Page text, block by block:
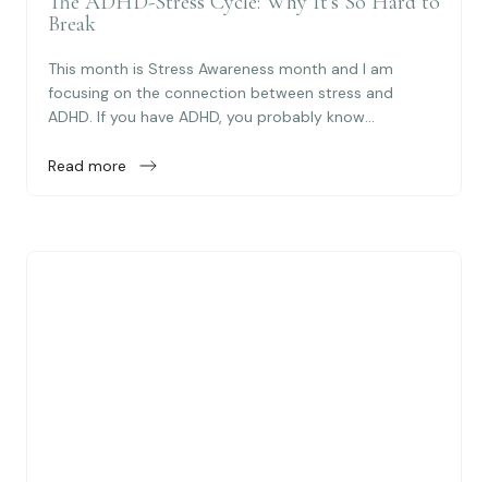
Break
This month is Stress Awareness month and I am
focusing on the connection between stress and
ADHD. If you have ADHD, you probably know...
Read more